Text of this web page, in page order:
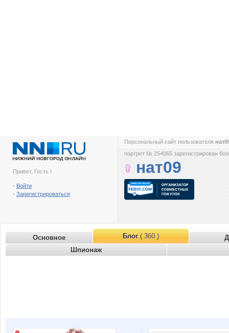
Привет, Гость !
- Войти
- Зарегистрироваться
Персональный сайт пользователя
портрет № 254065 зарегистрирован
нат09
Основное Блог( 360 )
Шпионаж